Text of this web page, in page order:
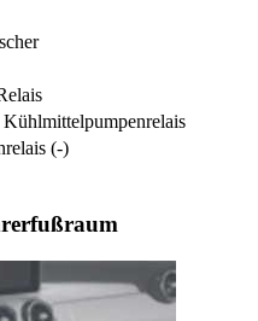
Kühlmittelpumpenrelais
(-)